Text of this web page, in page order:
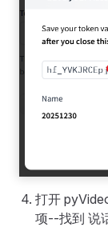
打开
项--找到 说